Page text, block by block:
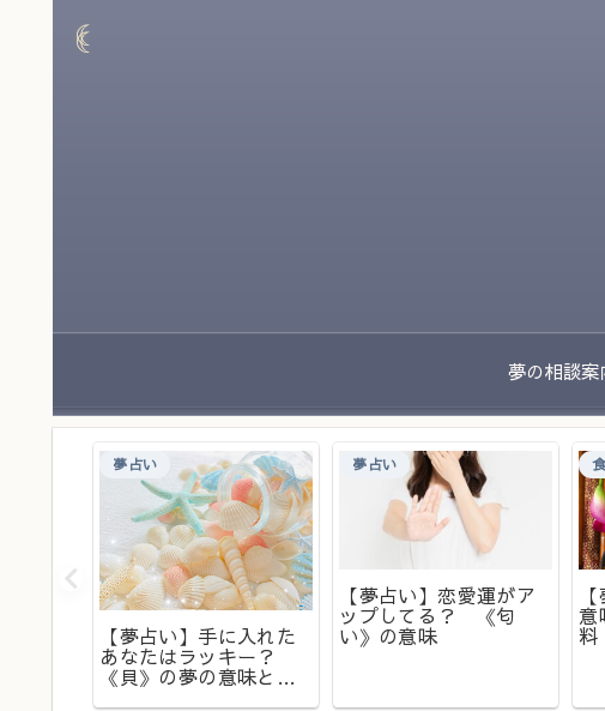
夢占い
【夢占い】手に入れた
あなたはラッキー？
《貝》の夢の意味と
は？
夢占い
【夢占い】恋愛運がア
ップしてる？ 《匂
い》の意味
意
料